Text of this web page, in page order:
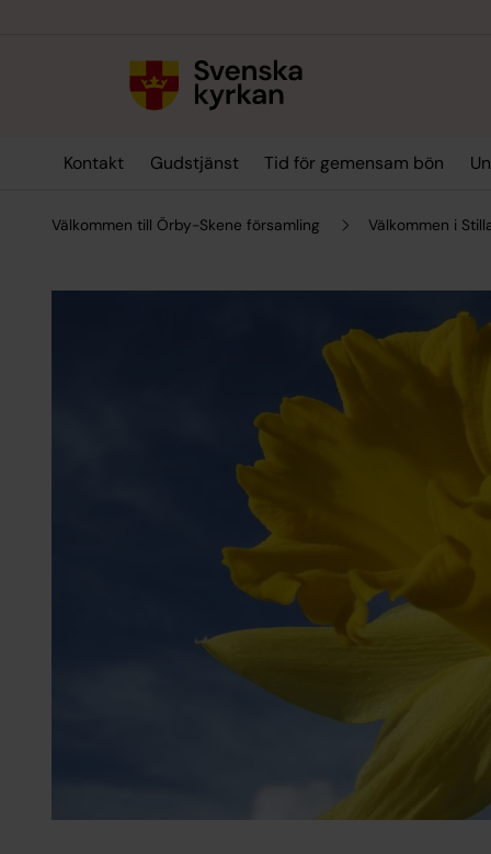
Kontakt Gudstjänst Tid för gemensam bön
Välkommen till Örby-Skene församling Välkommen i